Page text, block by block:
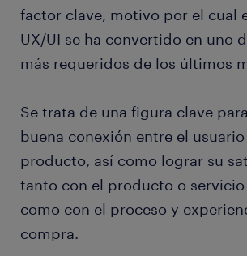
factor clave, motivo por el cual
UX/UI se ha convertido en uno
más requeridos de los últimos
Se trata de una figura clave
buena conexión entre el
producto, así como lograr su
tanto con el producto o
como con el proceso y
compra.